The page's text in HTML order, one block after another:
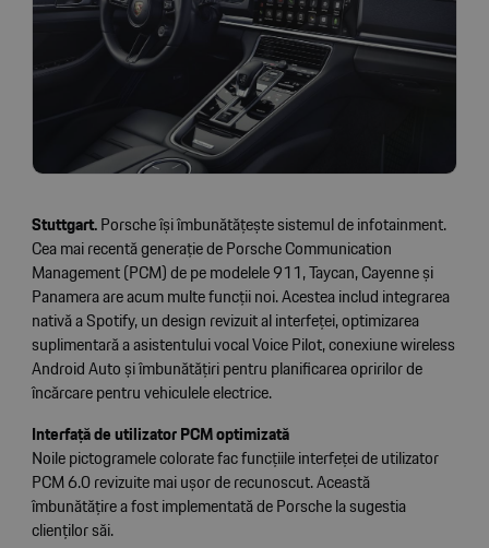
Stuttgart.Porsche își îmbunătățește sistemul de infotainment.
Cea mai recentă generație de Porsche Communication
Management (PCM) de pe modelele 911, Taycan, Cayenne și
Panamera are acum multe funcții noi. Acestea includ integrarea
nativă a Spotify, un design revizuit al interfeței, optimizarea
suplimentară a asistentului vocal Voice Pilot, conexiune wireless
Android Auto și îmbunătățiri pentru planificarea opririlor de
încărcare pentru vehiculele electrice.
Interfață de utilizator PCM optimizată
Noile pictogramele colorate fac funcțiile interfeței de utilizator
PCM 6.0 revizuite mai ușor de recunoscut. Această
îmbunătățire a fost implementată de Porsche la sugestia
clienților săi.